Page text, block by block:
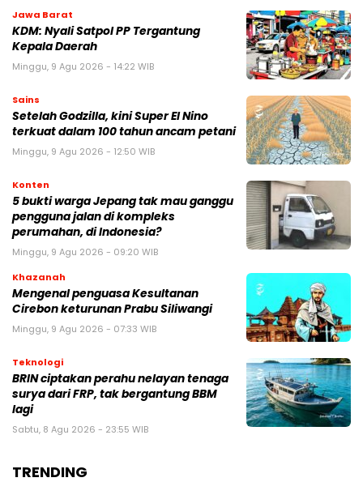
Jawa Barat
KDM: Nyali Satpol PP Tergantung
Kepala Daerah
Minggu, 9 Agu 2026 - 14:22 WIB
Sains
Setelah Godzilla, kini Super El Nino
terkuat dalam 100 tahun ancam petani
Minggu, 9 Agu 2026 - 12:50 WIB
Konten
5 bukti warga Jepang tak mau ganggu
pengguna jalan di kompleks
perumahan, di Indonesia?
Minggu, 9 Agu 2026 - 09:20 WIB
Khazanah
Mengenal penguasa Kesultanan
Cirebon keturunan Prabu Siliwangi
Minggu, 9 Agu 2026 - 07:33 WIB
Teknologi
BRIN ciptakan perahu nelayan tenaga
surya dari FRP, tak bergantung BBM
lagi
Sabtu, 8 Agu 2026 - 23:55 WIB
TRENDING